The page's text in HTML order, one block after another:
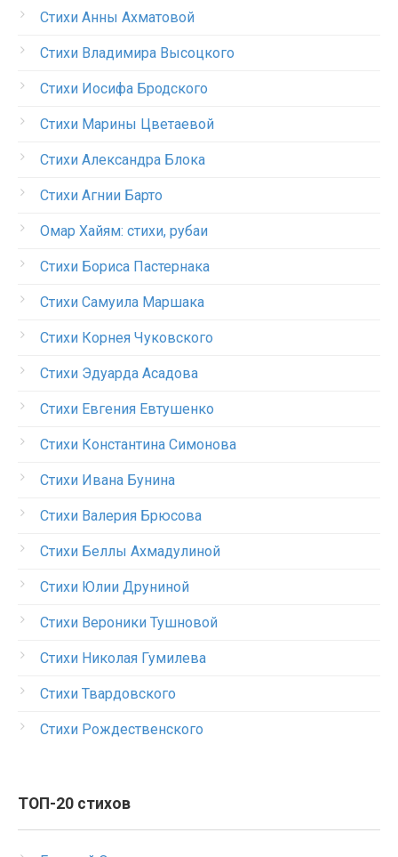
Стихи Анны Ахматовой
Стихи Владимира Высоцкого
Стихи Иосифа Бродского
Стихи Марины Цветаевой
Стихи Александра Блока
Стихи Агнии Барто
Омар Хайям: стихи, рубаи
Стихи Бориса Пастернака
Стихи Самуила Маршака
Стихи Корнея Чуковского
Стихи Эдуарда Асадова
Стихи Евгения Евтушенко
Стихи Константина Симонова
Стихи Ивана Бунина
Стихи Валерия Брюсова
Стихи Беллы Ахмадулиной
Стихи Юлии Друниной
Стихи Вероники Тушновой
Стихи Николая Гумилева
Стихи Твардовского
Стихи Рождественского
ТОП-20 стихов